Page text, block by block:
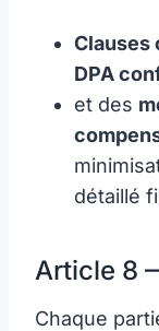
Clauses
DPA
et des
détaillé
Article 8
Chaque